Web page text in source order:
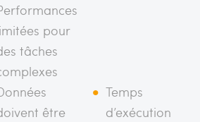
pour
tâches
être
Temps
d’exécution